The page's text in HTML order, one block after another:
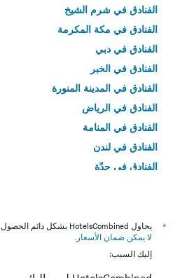
الفنادق في شرم الشيخ
الفنادق في مكة المكرمة
الفنادق في دبي
الفنادق في الخبر
الفنادق في المدينة المنورة
الفنادق في الرياض
الفنادق في المنامة
الفنادق في لندن
الفنادق في جدّة
*
يحاول HotelsCombined بشكل دائم الحصول على الأسعار الدقيقة، ولكن
لا يمكن ضمان الأسعار .
إليك السبب: